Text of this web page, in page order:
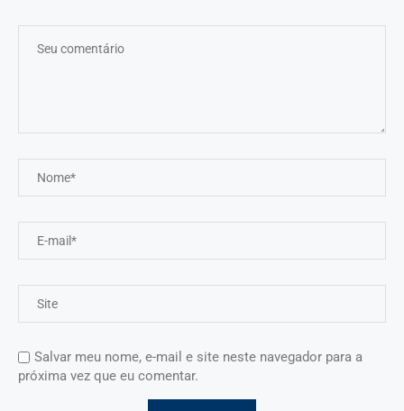
Salvar meu nome, e-mail e site neste navegador para a
próxima vez que eu comentar.